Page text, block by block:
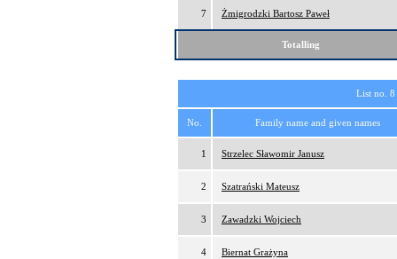
7 Żmigrodzki Bartosz Paweł
Totalling
List no.
No. Family name and given names
1 Strzelec Sławomir Janusz
2 Szatrański Mateusz
3 Zawadzki Wojciech
4 Biernat Grażyna